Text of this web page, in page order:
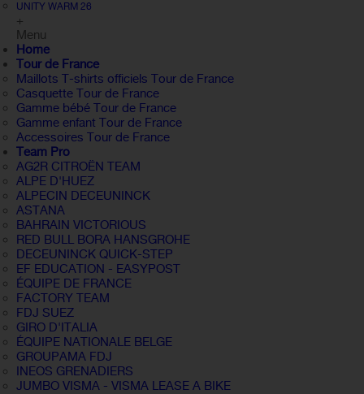
UNITY WARM 26
+
Menu
Home
Tour de France
Maillots T-shirts officiels Tour de France
Casquette Tour de France
Gamme bébé Tour de France
Gamme enfant Tour de France
Accessoires Tour de France
Team Pro
AG2R CITROËN TEAM
ALPE D'HUEZ
ALPECIN DECEUNINCK
ASTANA
BAHRAIN VICTORIOUS
RED BULL BORA HANSGROHE
DECEUNINCK QUICK-STEP
EF EDUCATION - EASYPOST
ÉQUIPE DE FRANCE
FACTORY TEAM
FDJ SUEZ
GIRO D'ITALIA
ÉQUIPE NATIONALE BELGE
GROUPAMA FDJ
INEOS GRENADIERS
JUMBO VISMA - VISMA LEASE A BIKE